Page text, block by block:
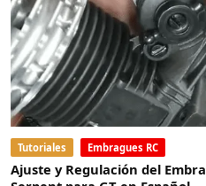
Tutoriales Embragues RC
Ajuste y Regulación del